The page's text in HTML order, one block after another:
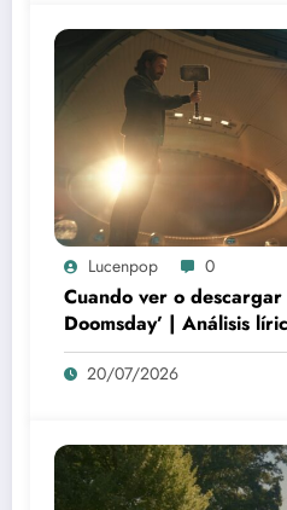
Lucenpop 0
Cuando ver o descargar
Doomsday’ | Análisis
nuevo Vengadores:
20/07/2026